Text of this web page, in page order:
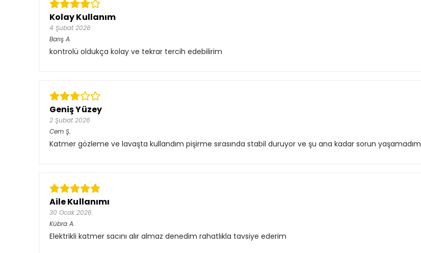
Kolay Kullanım
4 Şubat 2026
Barış A.
kontrolü oldukça kolay ve tekrar tercih edebilirim
Geniş Yüzey
2 Şubat 2026
Cem Ş.
Katmer gözleme ve lavaşta kullandım pişirme sırasında stabil duruyor ve şu ana kadar sorun yaşamadım
Aile Kullanımı
30 Ocak 2026
Kübra A.
Elektrikli katmer sacını alır almaz denedim rahatlıkla tavsiye ederim